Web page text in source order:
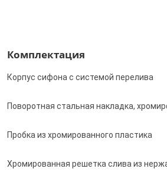
Комплектация
Корпус сифона с системой перелива
Поворотная стальная накладка,
Пробка из хромированного пластика
Хромированная решетка слива из